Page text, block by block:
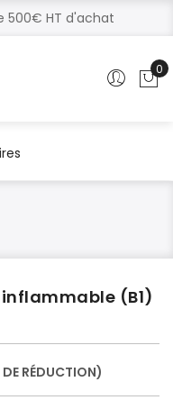
500€ HT d'achat
0
(B1)
RÉDUCTION)